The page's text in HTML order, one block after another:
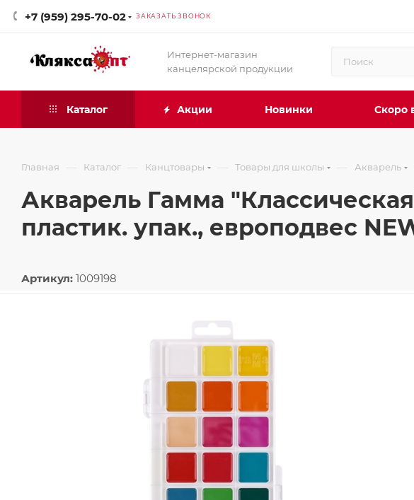
+7 (959) 295-70-02 ЗАКАЗАТЬ ЗВОНОК
Интернет-магазин
канцелярской продукции
Каталог Акции Новинки Скоро
Главная — Каталог — Канцтовары — Товары для школы — Акварель
Акварель Гамма
пластик. упак., европодвес
Артикул: 1009198